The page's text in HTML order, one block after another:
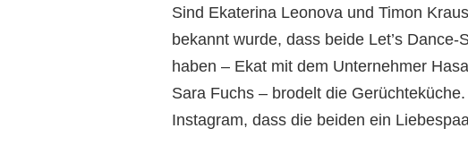
Sind Ekaterina Leonova und Timon
bekannt wurde, dass beide Let’s
haben – Ekat mit dem Unternehmer
Sara Fuchs – brodelt die
Instagram, dass die beiden ein